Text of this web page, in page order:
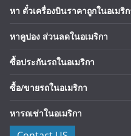
หา ตั๋วเครื่องบินราคาถูกในอเมริก
หาคูปอง ส่วนลดในอเมริกา
ซื้อประกันรถในอเมริกา
ซื้อ/ขายรถในอเมริกา
หารถเช่าในอเมริกา